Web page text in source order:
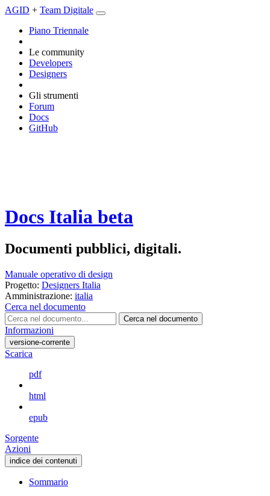
AGID + Team Digitale
Piano Triennale
Le community
Developers
Designers
Gli strumenti
Forum
Docs
GitHub
Docs Italia beta
Documenti pubblici, digitali.
Manuale operativo di design
Progetto: Designers Italia
Amministrazione: italia
Cerca nel documento
Cerca nel documento
Informazioni
versione-corrente
Scarica
pdf
html
epub
Sorgente
Azioni
indice dei contenuti
Sommario